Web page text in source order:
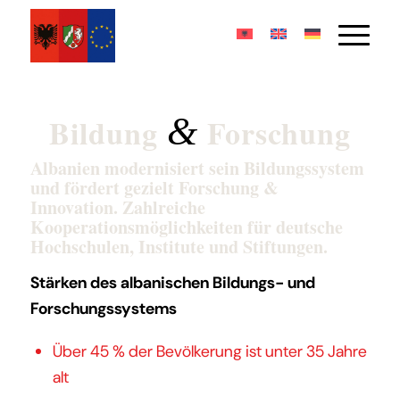
Bildung & Forschung
Albanien modernisiert sein Bildungssystem
und fördert gezielt Forschung &
Innovation. Zahlreiche
Kooperationsmöglichkeiten für deutsche
Hochschulen, Institute und Stiftungen.
Stärken des albanischen Bildungs- und
Forschungssystems
Über 45 % der Bevölkerung ist unter 35 Jahre
alt